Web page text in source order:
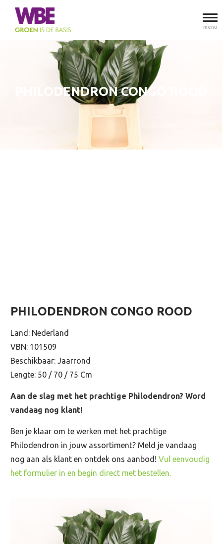
menu
PHILODENDRON CONGO ROOD
PHILODENDRON CONGO ROOD
Land: Nederland
VBN: 101509
Beschikbaar: Jaarrond
Lengte: 50 / 70 / 75 Cm
Aan de slag met het prachtige Philodendron? Word
vandaag nog klant!
Ben je klaar om te werken met het prachtige
Philodendron in jouw assortiment? Meld je vandaag
nog aan als klant en ontdek ons aanbod! Vul eenvoudig
het formulier in en begin direct met bestellen.